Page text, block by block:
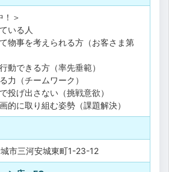
！＞
いる人
物事を考えられる方（お客さま第
動できる方（率先垂範）
力（チームワーク）
投げ出さない（挑戦意欲）
的に取り組む姿勢（課題解決）
市三河安城東町1-23-12